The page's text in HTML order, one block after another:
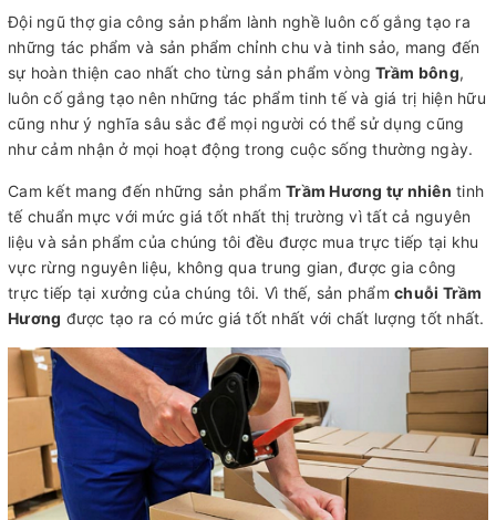
Đội ngũ thợ gia công sản phẩm lành nghề luôn cố gắng tạo ra
những tác phẩm và sản phẩm chỉnh chu và tinh sảo, mang đến
sự hoàn thiện cao nhất cho từng sản phẩm vòng Trầm bông,
luôn cố gắng tạo nên những tác phẩm tinh tế và giá trị hiện hữu
cũng như ý nghĩa sâu sắc để mọi người có thể sử dụng cũng
như cảm nhận ở mọi hoạt động trong cuộc sống thường ngày.
Cam kết mang đến những sản phẩm Trầm Hương tự nhiên tinh
tế chuẩn mực với mức giá tốt nhất thị trường vì tất cả nguyên
liệu và sản phẩm của chúng tôi đều được mua trực tiếp tại khu
vực rừng nguyên liệu, không qua trung gian, được gia công
trực tiếp tại xưởng của chúng tôi. Vì thế, sản phẩm chuỗi Trầm
Hương được tạo ra có mức giá tốt nhất với chất lượng tốt nhất.